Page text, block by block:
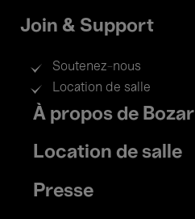
Join & Support
Soutenez-nous
Location de salle
Footer
menu
À propos de Bozar
Location de salle
Presse